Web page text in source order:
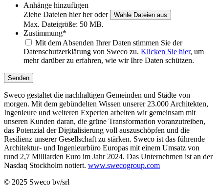
Anhänge hinzufügen
Ziehe Dateien hier her oder
Wähle Dateien aus
Max. Dateigröße: 50 MB.
Zustimmung*
Mit dem Absenden Ihrer Daten stimmen Sie der
Datenschutzerklärung von Sweco zu. Klicken Sie hier, um
mehr darüber zu erfahren, wie wir Ihre Daten schützen.
Senden
Sweco gestaltet die nachhaltigen Gemeinden und Städte von
morgen. Mit dem gebündelten Wissen unserer 23.000 Architekten,
Ingenieure und weiteren Experten arbeiten wir gemeinsam mit
unseren Kunden daran, die grüne Transformation voranzutreiben,
das Potenzial der Digitalisierung voll auszuschöpfen und die
Resilienz unserer Gesellschaft zu stärken. Sweco ist das führende
Architektur- und Ingenieurbüro Europas mit einem Umsatz von
rund 2,7 Milliarden Euro im Jahr 2024. Das Unternehmen ist an der
Nasdaq Stockholm notiert. www.swecogroup.com
© 2025 Sweco bv/srl